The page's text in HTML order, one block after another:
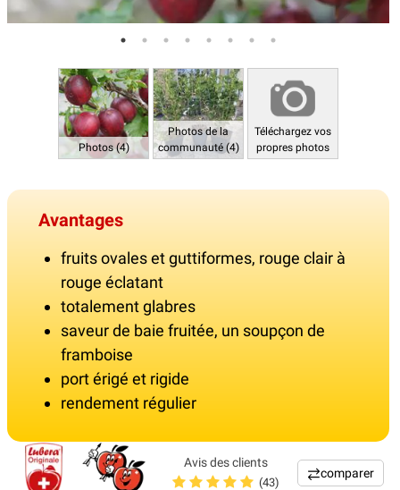
Photos (4)
Photos de la
communauté (4)
Téléchargez vos
propres photos
Avantages
fruits ovales et guttiformes, rouge clair à
rouge éclatant
totalement glabres
saveur de baie fruitée, un soupçon de
framboise
port érigé et rigide
rendement régulier
Avis des clients
(43)
comparer